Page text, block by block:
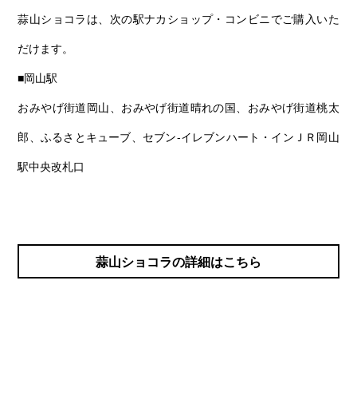
蒜山ショコラは、次の駅ナカショップ・コンビニでご購入いた
だけます。
■岡山駅
おみやげ街道岡山、おみやげ街道晴れの国、おみやげ街道桃太
郎、ふるさとキューブ、セブン‐イレブンハート・インＪＲ岡山
駅中央改札口
蒜山ショコラの詳細はこちら